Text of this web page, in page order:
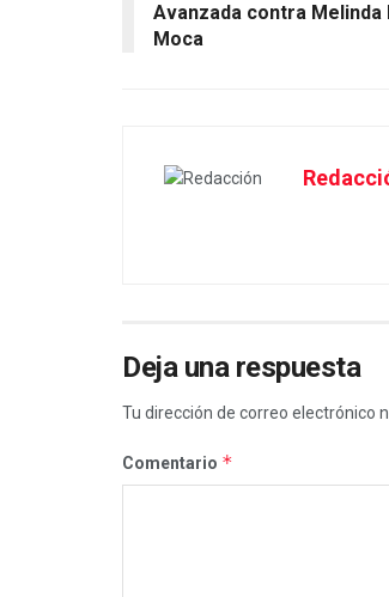
Avanzada contra Melinda
Moca
Deja una respuesta
Tu dirección de correo electrónico
Comentario *